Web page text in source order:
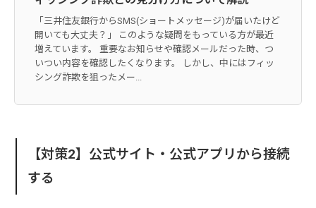
「三井住友銀行からSMS(ショートメッセージ)が届いたけど
開いても大丈夫？」 このような疑問をもっている方が最近
増えています。 重要なお知らせや確認メールだった時、つ
いつい内容を確認したくなります。 しかし、中にはフィッ
シング詐欺を狙ったメー...
【対策2】公式サイト・公式アプリから接続
する